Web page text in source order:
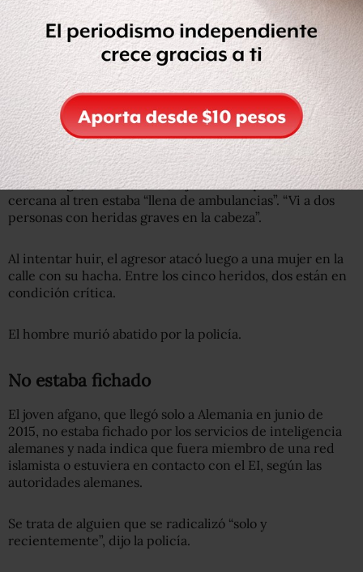
turistas chinos de Hong Kong.
Los golpeó en la cabeza al grito de “Allahu Akbar” (“Alá es
grande”), dejando detrás de él una “escena de carnicería”,
según un testigo que subió al tren tras la agresión.
“Las heridas son graves”, señaló el jefe de la policía de
Wurzburgo, Gerhard Kallert.
Otro testigo, Richard Weis, dijo a la AFP que la calle más
cercana al tren estaba “llena de ambulancias”. “Vi a dos
personas con heridas graves en la cabeza”.
Al intentar huir, el agresor atacó luego a una mujer en la
calle con su hacha. Entre los cinco heridos, dos están en
condición crítica.
El hombre murió abatido por la policía.
No estaba fichado
El joven afgano, que llegó solo a Alemania en junio de
2015, no estaba fichado por los servicios de inteligencia
alemanes y nada indica que fuera miembro de una red
islamista o estuviera en contacto con el EI, según las
autoridades alemanes.
Se trata de alguien que se radicalizó “solo y
recientemente”, dijo la policía.